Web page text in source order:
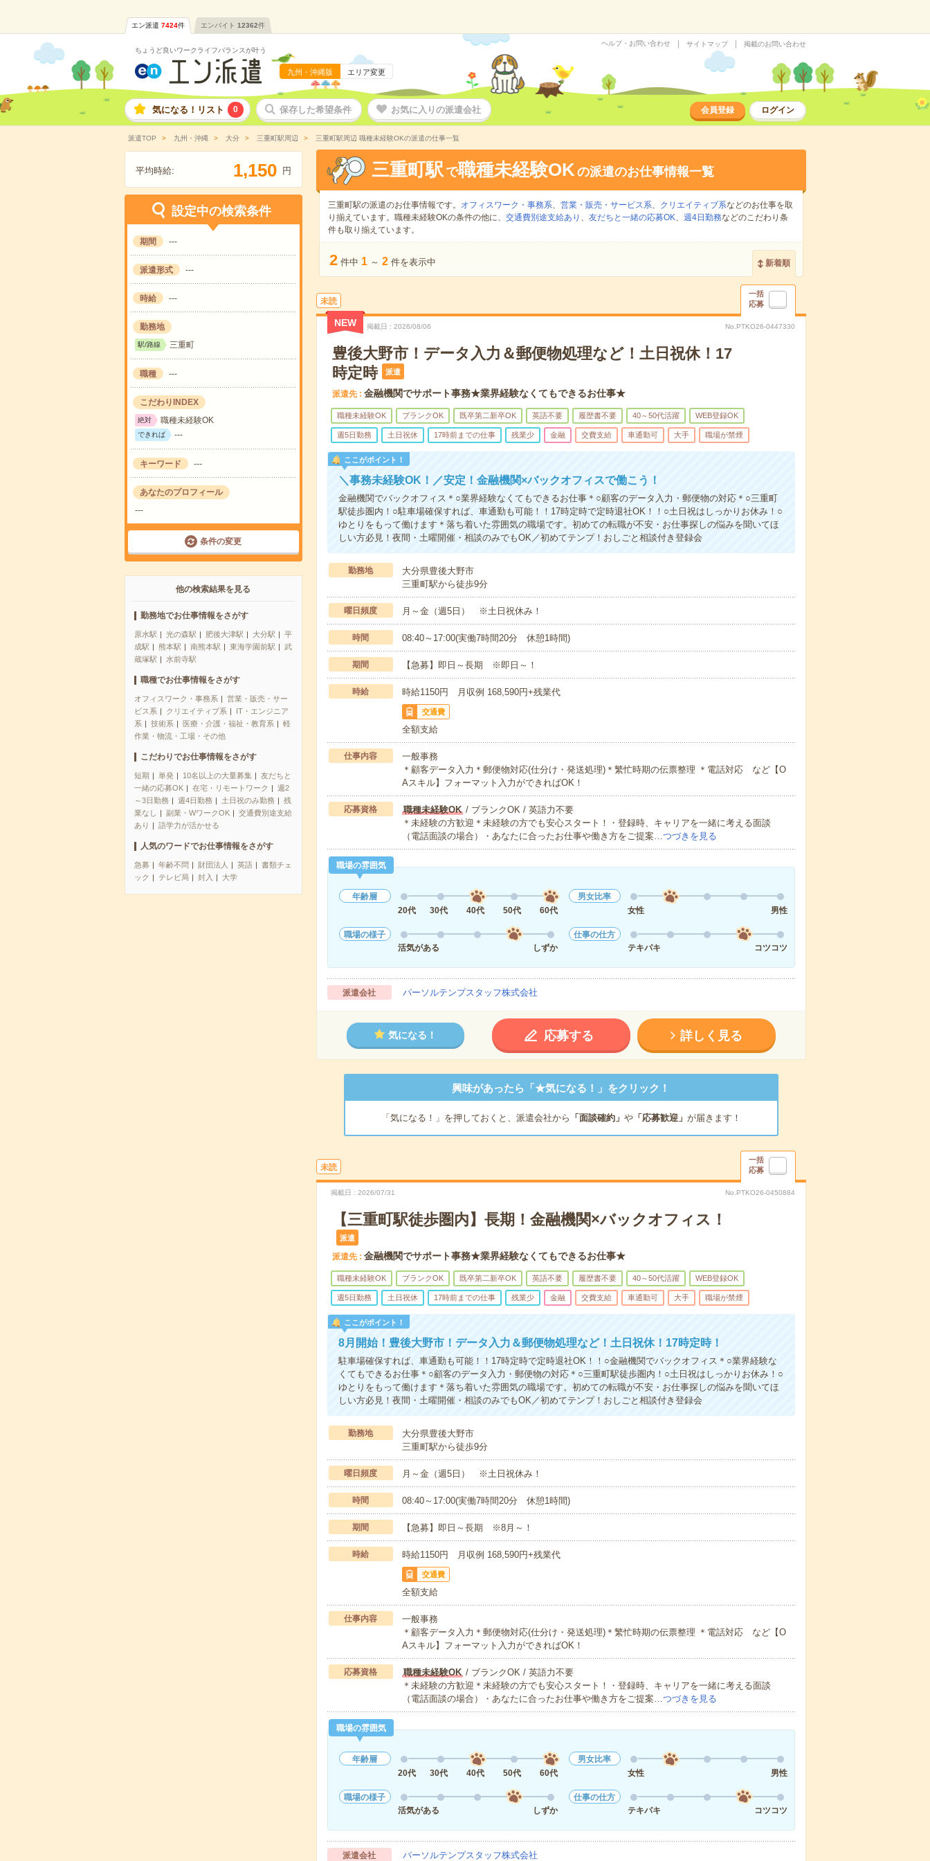
エン派遣 7424件 エンバイト 12362件
ちょうど良いワークライフバランスが叶う
九州・沖縄版 エリア変更
ヘルプ・お問い合わせ サイトマップ 掲載のお問い合わせ
気になる！リスト 0 保存した希望条件 お気に入りの派遣会社 会員登録 ログイン
派遣TOP 九州・沖縄 大分 三重町駅周辺 三重町駅周辺 職種未経験OKの派遣の仕事一覧
平均時給: 1,150 円
設定中の検索条件
期間 ---
派遣形式 ---
時給 ---
勤務地
駅/路線 三重町
職種 ---
こだわりINDEX
絶対 職種未経験OK
できれば ---
キーワード ---
あなたのプロフィール
---
条件の変更
他の検索結果を見る
勤務地でお仕事情報をさがす
原水駅 光の森駅 肥後大津駅 大分駅
平
成駅
熊本駅 南熊本駅 東海学園前駅
武
蔵塚駅
水前寺駅
職種でお仕事情報をさがす
オフィスワーク・事務系
営業・販売・サー
ビス系
クリエイティブ系
IT・エンジニア
系
技術系 医療・介護・福祉・教育系
軽
作業・物流・工場・その他
こだわりでお仕事情報をさがす
短期 単発 10名以上の大量募集
友だちと
一緒の応募OK
在宅・リモートワーク
週2
～3日勤務
週4日勤務 土日祝のみ勤務
残
業なし
副業・WワークOK
交通費別途支給
あり
語学力が活かせる
人気のワードでお仕事情報をさがす
急募 年齢不問 財団法人 英語
書類チェ
ック
テレビ局 封入 大学
三重町駅 で職種未経験OKの派遣のお仕事情報一覧
三重町駅の派遣のお仕事情報です。 オフィスワーク・事務系、 営業・販売・サービス系、 クリエイティブ系などのお仕事を取
り揃えています。職種未経験OKの条件の他に、 交通費別途支給あり 、 友だちと一緒の応募OK、 週4日勤務などのこだわり条
件も取り揃えています。
2 件中 1 ～ 2 件を表示中 新着順
未読
一括
応募
NEW 掲載日 2026/08/06 No.PTKO26-0447330
豊後大野市！データ入力＆郵便物処理など！土日祝休！17
時定時
派遣
派遣先 金融機関でサポート事務★業界経験なくてもできるお仕事★
職種未経験OK ブランクOK 既卒第二新卒OK 英語不要 履歴書不要 40～50代活躍 WEB登録OK
週5日勤務 土日祝休 17時前までの仕事 残業少 金融 交費支給 車通勤可 大手 職場が禁煙
ここがポイント！
＼事務未経験OK！／安定！金融機関×バックオフィスで働こう！
金融機関でバックオフィス＊○業界経験なくてもできるお仕事＊○顧客のデータ入力・郵便物の対応＊○三重町
駅徒歩圏内！○駐車場確保すれば、車通勤も可能！！17時定時で定時退社OK！！○土日祝はしっかりお休み！○
ゆとりをもって働けます＊落ち着いた雰囲気の職場です。初めての転職が不安・お仕事探しの悩みを聞いてほ
しい方必見！夜間・土曜開催・相談のみでもOK／初めてテンプ！おしごと相談付き登録会
勤務地
大分県豊後大野市
三重町駅から徒歩9分
曜日頻度 月～金（週5日） ※土日祝休み！
時間 08:40～17:00(実働7時間20分 休憩1時間)
期間 【急募】即日～長期 ※即日～！
時給 時給1150円 月収例 168,590円+残業代
交通費
全額支給
仕事内容
一般事務
＊顧客データ入力＊郵便物対応(仕分け・発送処理)＊繁忙時期の伝票整理 ＊電話対応 など【O
Aスキル】フォーマット入力ができればOK！
応募資格 職種未経験OK/ ブランクOK / 英語力不要
＊未経験の方歓迎＊未経験の方でも安心スタート！・登録時、キャリアを一緒に考える面談
（電話面談の場合）・あなたに合ったお仕事や働き方をご提案…つづきを見る
職場の雰囲気
年齢層
20代
30代 40代 50代 60代
男女比率
女性
男性
職場の様子
活気がある
しずか
仕事の仕方
テキパキ
コツコツ
派遣会社 パーソルテンプスタッフ株式会社
気になる！ 応募する 詳しく見る
興味があったら「★気になる！」をクリック！
「気になる！」を押しておくと、派遣会社から 「面談確約」 や「応募歓迎」 が届きます！
未読
一括
応募
掲載日 2026/07/31 No.PTKO26-0450884
【三重町駅徒歩圏内】長期！金融機関×バックオフィス！
派遣
派遣先 金融機関でサポート事務★業界経験なくてもできるお仕事★
職種未経験OK ブランクOK 既卒第二新卒OK 英語不要 履歴書不要 40～50代活躍 WEB登録OK
週5日勤務 土日祝休 17時前までの仕事 残業少 金融 交費支給 車通勤可 大手 職場が禁煙
ここがポイント！
8月開始！豊後大野市！データ入力＆郵便物処理など！土日祝休！17時定時！
駐車場確保すれば、車通勤も可能！！17時定時で定時退社OK！！○金融機関でバックオフィス＊○業界経験な
くてもできるお仕事＊○顧客のデータ入力・郵便物の対応＊○三重町駅徒歩圏内！○土日祝はしっかりお休み！○
ゆとりをもって働けます＊落ち着いた雰囲気の職場です。初めての転職が不安・お仕事探しの悩みを聞いてほ
しい方必見！夜間・土曜開催・相談のみでもOK／初めてテンプ！おしごと相談付き登録会
勤務地
大分県豊後大野市
三重町駅から徒歩9分
曜日頻度 月～金（週5日） ※土日祝休み！
時間 08:40～17:00(実働7時間20分 休憩1時間)
期間 【急募】即日～長期 ※8月～！
時給 時給1150円 月収例 168,590円+残業代
交通費
全額支給
仕事内容
一般事務
＊顧客データ入力＊郵便物対応(仕分け・発送処理)＊繁忙時期の伝票整理 ＊電話対応 など【O
Aスキル】フォーマット入力ができればOK！
応募資格 職種未経験OK/ ブランクOK / 英語力不要
＊未経験の方歓迎＊未経験の方でも安心スタート！・登録時、キャリアを一緒に考える面談
（電話面談の場合）・あなたに合ったお仕事や働き方をご提案…つづきを見る
職場の雰囲気
年齢層
20代
30代 40代 50代 60代
男女比率
女性
男性
職場の様子
活気がある
しずか
仕事の仕方
テキパキ
コツコツ
派遣会社 パーソルテンプスタッフ株式会社